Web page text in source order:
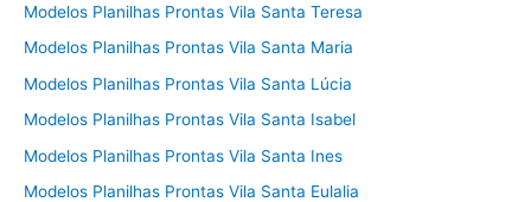
Modelos Planilhas Prontas Vila Santa Teresa
Modelos Planilhas Prontas Vila Santa Maria
Modelos Planilhas Prontas Vila Santa Lúcia
Modelos Planilhas Prontas Vila Santa Isabel
Modelos Planilhas Prontas Vila Santa Ines
Modelos Planilhas Prontas Vila Santa Eulalia